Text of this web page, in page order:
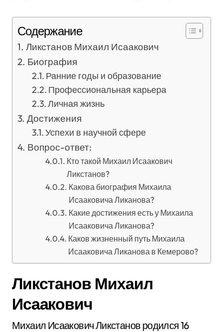
Содержание
Ликстанов Михаил Исаакович
Биография
Ранние годы и образование
Профессиональная карьера
Личная жизнь
Достижения
Успехи в научной сфере
Вопрос-ответ:
Кто такой Михаил Исаакович
Ликстанов?
Какова биография Михаила
Исааковича Ликанова?
Какие достижения есть у Михаила
Исааковича Ликанова?
Каков жизненный путь Михаила
Исааковича Ликанова в Кемерово?
Ликстанов Михаил
Исаакович
Михаил Исаакович Ликстанов родился 16